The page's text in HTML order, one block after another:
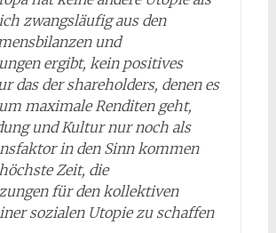
zwangsläufig aus den
und
ergibt, kein positives
das dershareholders, denen es
maximale Renditen geht,
und Kultur nur noch als
in den Sinn kommen
Zeit, die
für den kollektiven
sozialen Utopie zu schaffen